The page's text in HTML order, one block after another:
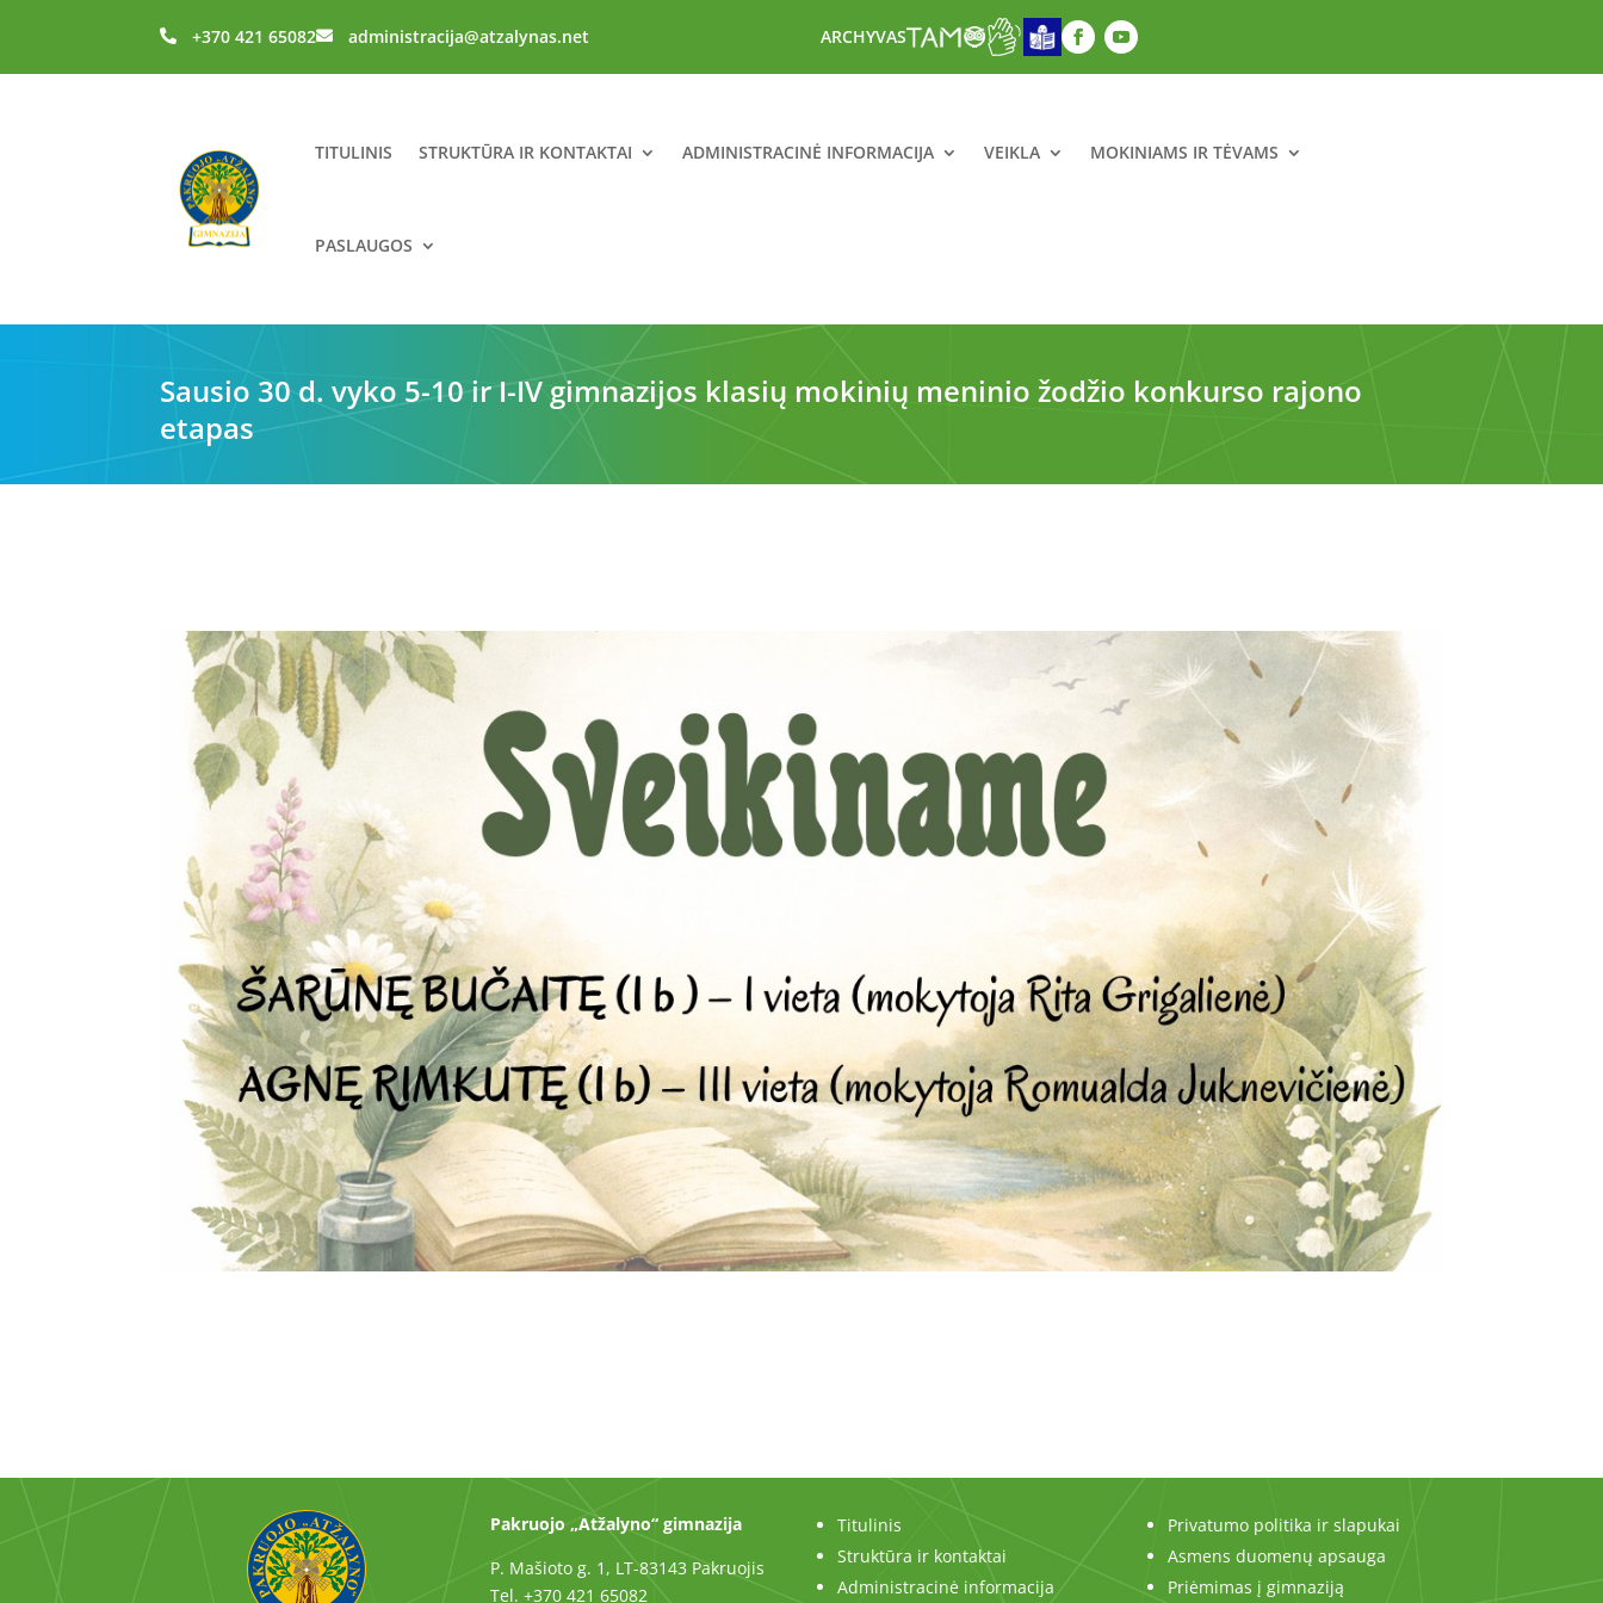
 +370 421 65082 administracija@atzalynas.net ARCHYVAS
TITULINIS STRUKTŪRA IR KONTAKTAI ADMINISTRACINĖ INFORMACIJA VEIKLA MOKINIAMS IR TĖVAMS
PASLAUGOS
Sausio 30 d. vyko 5-10 ir I-IV gimnazijos klasių mokinių meninio žodžio konkurso rajono
etapas
Pakruojo „Atžalyno“ gimnazija
P. Mašioto g. 1, LT-83143 Pakruojis
Tel. +370 421 65082
Titulinis
Struktūra ir kontaktai
Administracinė informacija
Privatumo politika ir slapukai
Asmens duomenų apsauga
Priėmimas į gimnaziją